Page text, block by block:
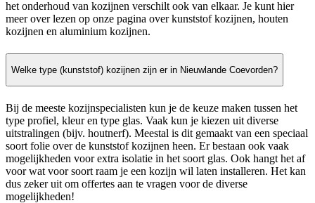
het onderhoud van kozijnen verschilt ook van elkaar. Je kunt hier
meer over lezen op onze pagina over kunststof kozijnen, houten
kozijnen en aluminium kozijnen.
Welke type (kunststof) kozijnen zijn er in Nieuwlande Coevorden?
Bij de meeste kozijnspecialisten kun je de keuze maken tussen het
type profiel, kleur en type glas. Vaak kun je kiezen uit diverse
uitstralingen (bijv. houtnerf). Meestal is dit gemaakt van een speciaal
soort folie over de kunststof kozijnen heen. Er bestaan ook vaak
mogelijkheden voor extra isolatie in het soort glas. Ook hangt het af
voor wat voor soort raam je een kozijn wil laten installeren. Het kan
dus zeker uit om offertes aan te vragen voor de diverse
mogelijkheden!